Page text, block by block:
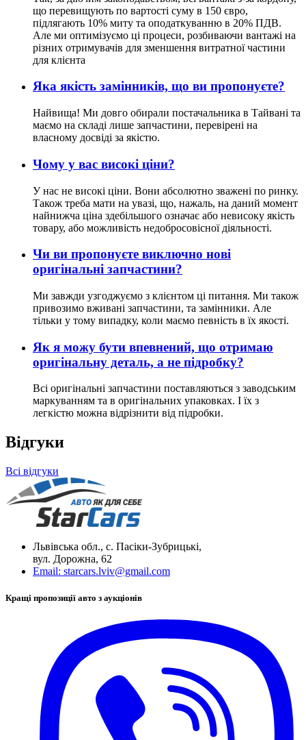
що перевищують по вартості суму в 150 євро,
підлягають 10% миту та оподаткуванню в 20% ПДВ.
Але ми оптимізуємо ці процеси, розбиваючи вантажі на
різних отримувачів для зменшення витратної частини
для клієнта
Яка якість замінників, що ви пропонуєте?
Найвища! Ми довго обирали постачальника в Тайвані та
маємо на складі лише запчастини, перевірені на
власному досвіді за якістю.
Чому у вас високі ціни?
У нас не високі ціни. Вони абсолютно зважені по ринку.
Також треба мати на увазі, що, нажаль, на даний момент
найнижча ціна здебільшого означає або невисоку якість
товару, або можливість недобросовісної діяльності.
Чи ви пропонуєте виключно нові
оригінальні запчастини?
Ми завжди узгоджуємо з клієнтом ці питання. Ми також
привозимо вживані запчастини, та замінники. Але
тільки у тому випадку, коли маємо певність в їх якості.
Як я можу бути впевнений, що отримаю
оригінальну деталь, а не підробку?
Всі оригінальні запчастини поставляються з заводським
маркуванням та в оригінальних упаковках. І їх з
легкістю можна відрізнити від підробки.
Відгуки
Всі відгуки
Львівська обл., с. Пасіки-Зубрицькі,
вул. Дорожна, 62
Email: starcars.lviv@gmail.com
Кращі пропозиції авто з аукціонів